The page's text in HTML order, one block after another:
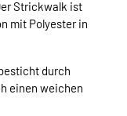
Strickwalk ist
mit Polyester in
durch
einen weichen